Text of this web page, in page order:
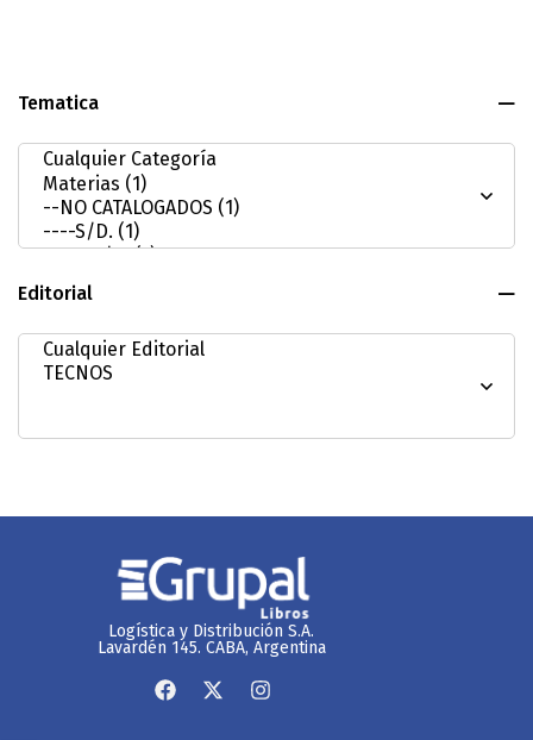
Tematica
Editorial
Logística y Distribución S.A.
Lavardén 145. CABA, Argentina